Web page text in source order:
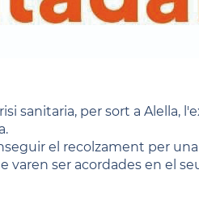
sanitaria, per sort a Alella,
el recolzament per
ser acordades en el